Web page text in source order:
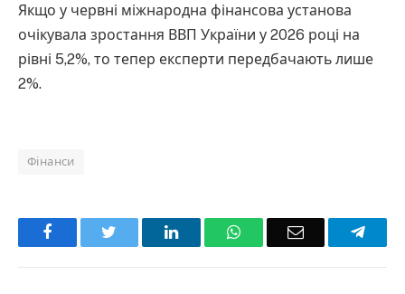
Якщо у червні міжнародна фінансова установа
очікувала зростання ВВП України у 2026 році на
рівні 5,2%, то тепер експерти передбачають лише
2%.
Фінанси
Facebook LinkedInWhatsAppEmail